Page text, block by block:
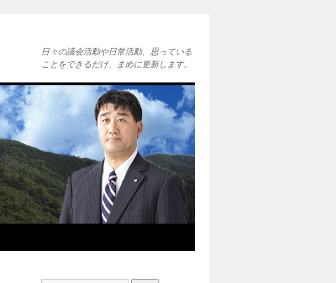
日々の議会活動や日常活動、思っている
ことをできるだけ、まめに更新します。